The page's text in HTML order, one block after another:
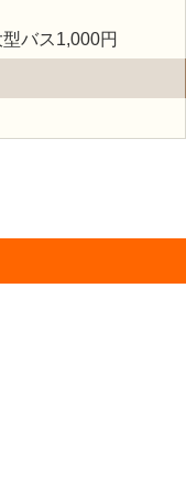
バス1,000円